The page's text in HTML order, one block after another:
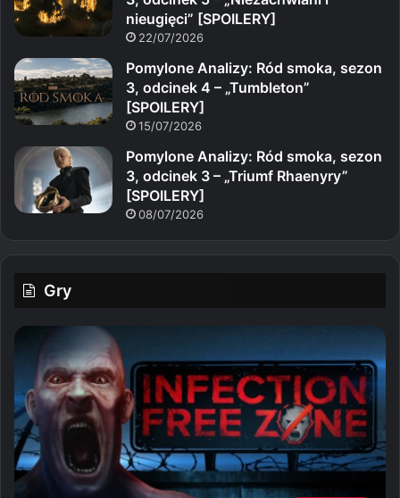
nieugięci” [SPOILERY]
22/07/2026
Pomylone Analizy: Ród smoka, sezon
3, odcinek 4 – „Tumbleton”
[SPOILERY]
15/07/2026
Pomylone Analizy: Ród smoka, sezon
3, odcinek 3 – „Triumf Rhaenyry”
[SPOILERY]
08/07/2026
Gry